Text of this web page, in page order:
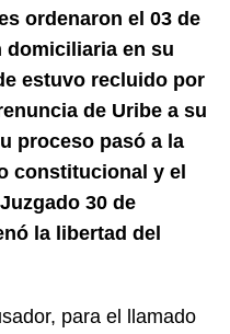
ordenaron el 03 de
domiciliaria en su
estuvo recluido por
de Uribe a su
proceso pasó a la
constitucional y el
30 de
la libertad del
para el llamado